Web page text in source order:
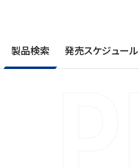
製品検索 発売スケジュール